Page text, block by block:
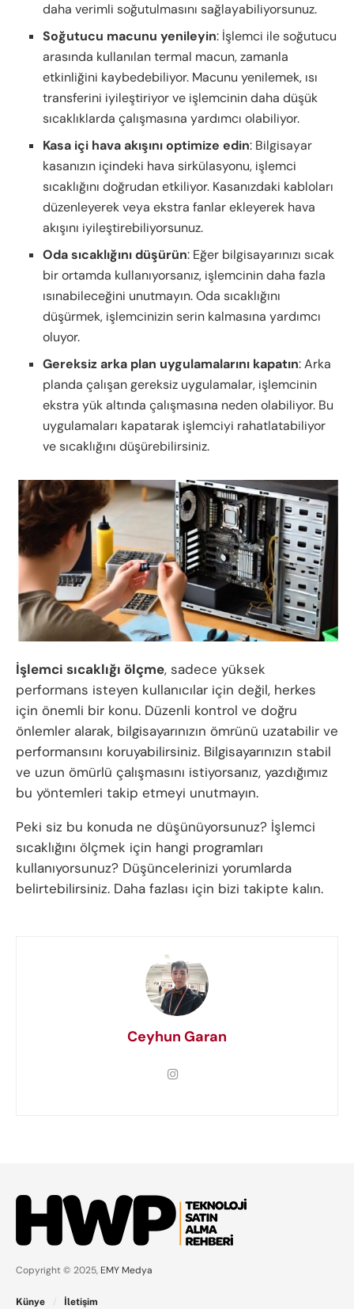
daha verimli soğutulmasını sağlayabiliyorsunuz.
Soğutucu macunu yenileyin: İşlemci ile soğutucu
arasında kullanılan termal macun, zamanla
etkinliğini kaybedebiliyor. Macunu yenilemek, ısı
transferini iyileştiriyor ve işlemcinin daha düşük
sıcaklıklarda çalışmasına yardımcı olabiliyor.
Kasa içi hava akışını optimize edin: Bilgisayar
kasanızın içindeki hava sirkülasyonu, işlemci
sıcaklığını doğrudan etkiliyor. Kasanızdaki kabloları
düzenleyerek veya ekstra fanlar ekleyerek hava
akışını iyileştirebiliyorsunuz.
Oda sıcaklığını düşürün: Eğer bilgisayarınızı sıcak
bir ortamda kullanıyorsanız, işlemcinin daha fazla
ısınabileceğini unutmayın. Oda sıcaklığını
düşürmek, işlemcinizin serin kalmasına yardımcı
oluyor.
Gereksiz arka plan uygulamalarını kapatın: Arka
planda çalışan gereksiz uygulamalar, işlemcinin
ekstra yük altında çalışmasına neden olabiliyor. Bu
uygulamaları kapatarak işlemciyi rahatlatabiliyor
ve sıcaklığını düşürebilirsiniz.
İşlemci sıcaklığı ölçme, sadece yüksek
performans isteyen kullanıcılar için değil, herkes
için önemli bir konu. Düzenli kontrol ve doğru
önlemler alarak, bilgisayarınızın ömrünü uzatabilir ve
performansını koruyabilirsiniz. Bilgisayarınızın stabil
ve uzun ömürlü çalışmasını istiyorsanız, yazdığımız
bu yöntemleri takip etmeyi unutmayın.
Peki siz bu konuda ne düşünüyorsunuz? İşlemci
sıcaklığını ölçmek için hangi programları
kullanıyorsunuz? Düşüncelerinizi yorumlarda
belirtebilirsiniz. Daha fazlası için bizi takipte kalın.
Ceyhun Garan
Copyright © 2025, EMY Medya
Künye İletişim